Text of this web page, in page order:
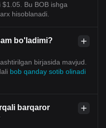
$1.05. Bu BOB ishga
hisoblanadi.
bo'ladimi?
birjasida mavjud.
bob qanday sotib olinadi
barqaror